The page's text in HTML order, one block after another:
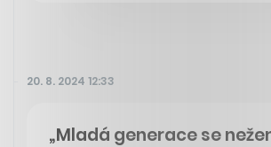
20. 8. 2024 12:33
„Mladá generace se